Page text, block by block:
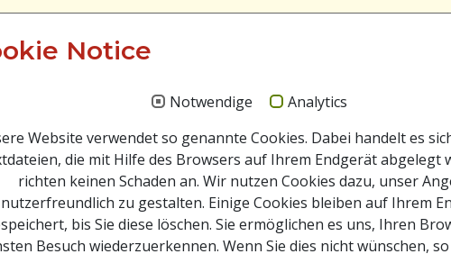
0664-9606097, Kirschen (auch zum
Eier
Notice
Notwendige
Analytics
Website verwendet so genannte Cookies. Dabei handelt es
die mit Hilfe des Browsers auf Ihrem Endgerät abgelegt
richten keinen Schaden an. Wir nutzen Cookies dazu, unser
nutzerfreundlich zu gestalten. Einige Cookies bleiben auf Ihrem
bis Sie diese löschen. Sie ermöglichen es uns, Ihren
Besuch wiederzuerkennen. Wenn Sie dies nicht wünschen,